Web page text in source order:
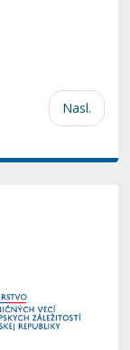
Nasl.